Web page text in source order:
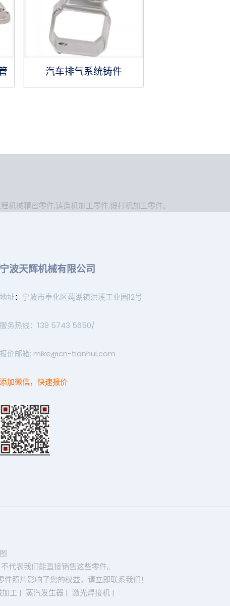
汽车排气系统铸件
机械精密零件,铸造机加工零件,锻打机加工零件。
宁波天辉机械有限公司
地址： 宁波市奉化区莼湖镇洪溪工业园12号
服务热线：139 5743 5650/
报价邮箱: mike@cn-tianhui.com
添加微信，快速报价
代表我们能直接销售这些零件。
照片影响了您的权益，请立即联系我们！
工 | 蒸汽发生器 | 激光焊接机 |